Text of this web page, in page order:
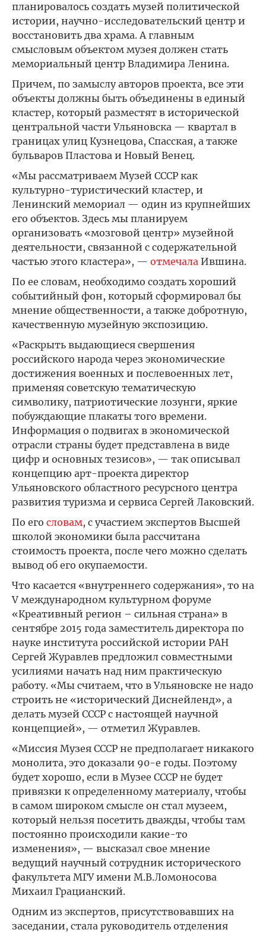
планировалось создать музей политической
истории, научно-исследовательский центр и
восстановить два храма. А главным
смысловым объектом музея должен стать
мемориальный центр Владимира Ленина.
Причем, по замыслу авторов проекта, все эти
объекты должны быть объединены в единый
кластер, который разместят в исторической
центральной части Ульяновска — квартал в
границах улиц Кузнецова, Спасская, а также
бульваров Пластова и Новый Венец.
«Мы рассматриваем Музей СССР как
культурно-туристический кластер, и
Ленинский мемориал — один из крупнейших
его объектов. Здесь мы планируем
организовать «мозговой центр» музейной
деятельности, связанной с содержательной
частью этого кластера», — отмечала Ившина.
По ее словам, необходимо создать хороший
событийный фон, который сформировал бы
мнение общественности, а также добротную,
качественную музейную экспозицию.
«Раскрыть выдающиеся свершения
российского народа через экономические
достижения военных и послевоенных лет,
применяя советскую тематическую
символику, патриотические лозунги, яркие
побуждающие плакаты того времени.
Информация о подвигах в экономической
отрасли страны будет представлена в виде
цифр и основных тезисов», — так описывал
концепцию арт-проекта директор
Ульяновского областного ресурсного центра
развития туризма и сервиса Сергей Лаковский.
По его словам, с участием экспертов Высшей
школой экономики была рассчитана
стоимость проекта, после чего можно сделать
вывод об его окупаемости.
Что касается «внутреннего содержания», то на
V международном культурном форуме
«Креативный регион – сильная страна» в
сентябре 2015 года заместитель директора по
науке института российской истории РАН
Сергей Журавлев предложил совместными
усилиями начать над ним практическую
работу. «Мы считаем, что в Ульяновске не надо
строить не «исторический Диснейленд», а
делать музей СССР с настоящей научной
концепцией», — отметил Журавлев.
«Миссия Музея СССР не предполагает никакого
монолита, это доказали 90-е годы. Поэтому
будет хорошо, если в Музее СССР не будет
привязки к определенному материалу, чтобы
в самом широком смысле он стал музеем,
который нельзя посетить дважды, чтобы там
постоянно происходили какие-то
изменения», — высказал свое мнение
ведущий научный сотрудник исторического
факультета МГУ имени М.В.Ломоносова
Михаил Грацианский.
Одним из экспертов, присутствовавших на
заседании, стала руководитель отделения